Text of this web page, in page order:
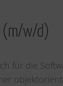
(m/w/d)
für die